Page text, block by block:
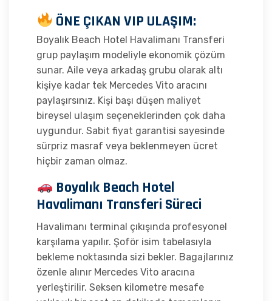
ÖNE ÇIKAN VIP ULAŞIM:
Boyalık Beach Hotel Havalimanı Transferi
grup paylaşım modeliyle ekonomik çözüm
sunar. Aile veya arkadaş grubu olarak altı
kişiye kadar tek Mercedes Vito aracını
paylaşırsınız. Kişi başı düşen maliyet
bireysel ulaşım seçeneklerinden çok daha
uygundur. Sabit fiyat garantisi sayesinde
sürpriz masraf veya beklenmeyen ücret
hiçbir zaman olmaz.
Boyalık Beach Hotel
Havalimanı Transferi Süreci
Havalimanı terminal çıkışında profesyonel
karşılama yapılır. Şoför isim tabelasıyla
bekleme noktasında sizi bekler. Bagajlarınız
özenle alınır Mercedes Vito aracına
yerleştirilir. Seksen kilometre mesafe